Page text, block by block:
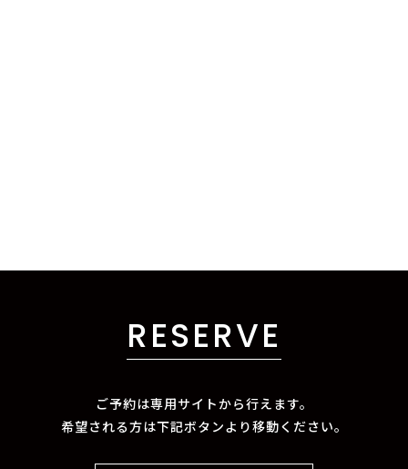
RESERVE
ご予約は専用サイトから行えます。
希望される方は下記ボタンより移動ください。